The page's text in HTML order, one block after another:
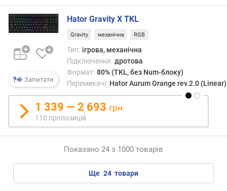
х
/
о
т
)
м
м
л
н
Запитати
Hator Gravity X TKL
Gravity механічна RGB
Тип: ігрова, механічна
Підключення: дротова
Формат: 80% (TKL, без Num-блоку)
Перемикачі: Hator Aurum Orange rev.2.0 (Linear)
1 339 — 2 693 грн.
110 пропозицій
Показано 24 з 1000 товарів
ще 24 товари